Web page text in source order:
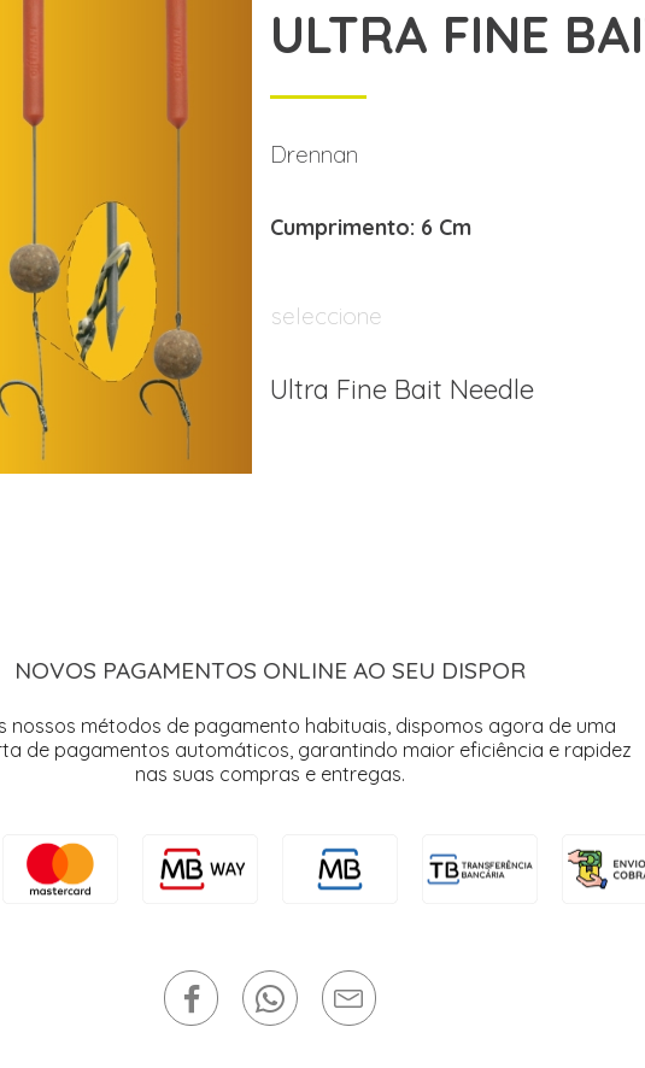
ULTRA FINE
Drennan
Cumprimento: 6 Cm
seleccione
Ultra Fine Bait Needle
NOVOS PAGAMENTOS ONLINE AO SEU DISPOR
nossos métodos de pagamento habituais, dispomos agora de uma
de pagamentos automáticos, garantindo maior eficiência e rapidez
nas suas compras e entregas.